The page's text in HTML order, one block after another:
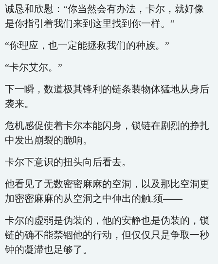
诚恳和欣慰：“你当然会有办法，卡尔，就好像
是你指引着我们来到这里找到你一样。”
“你理应，也一定能拯救我们的种族。”
“卡尔艾尔。”
下一瞬，数道极其锋利的链条装物体猛地从身后
袭来。
危机感促使着卡尔本能闪身，锁链在剧烈的挣扎
中发出崩裂的脆响。
卡尔下意识的扭头向后看去。
他看见了无数密密麻麻的空洞，以及那比空洞更
加密密麻麻的从空洞之中伸出的触.须——
卡尔的虚弱是伪装的，他的安静也是伪装的，锁
链的确不能禁锢他的行动，但仅仅只是争取一秒
钟的凝滞也足够了。